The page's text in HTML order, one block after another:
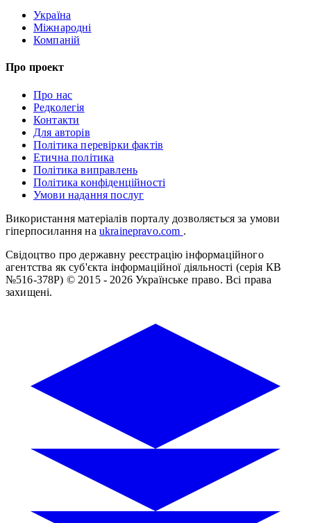
Україна
Міжнародні
Компаній
Про проект
Про нас
Редколегія
Контакти
Для авторів
Політика перевірки фактів
Етична політика
Політика виправлень
Політика конфіденційності
Умови надання послуг
Використання матеріалів порталу дозволяється за умови
гіперпосилання на ukrainepravo.com .
Свідоцтво про державну реєстрацію інформаційного
агентства як суб'єкта інформаційної діяльності (серія КВ
№516-378Р) © 2015 - 2026 Українське право. Всі права
захищені.